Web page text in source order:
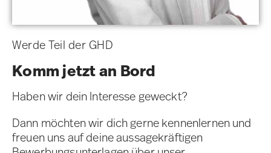
Werde Teil der GHD
Komm jetzt an Bord
Haben wir dein Interesse geweckt?
Dann möchten wir dich gerne kennenlernen und
freuen uns auf deine aussagekräftigen